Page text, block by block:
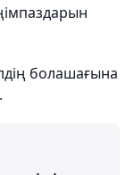
болашағына